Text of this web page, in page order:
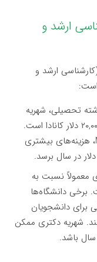
ارشد و
ارشد و
تحصیلی، شهریه
سالانه کارشناسی ارشد بین ۱۵,۰۰۰ تا ۲۰,۰۰۰ دلار کانادا است.
برخی از رشته‌های پرتقاضا، مانند MBA، هزینه‌های بیشتری
معمولاً نسبت به
برخی دانشگاه‌ها
برای دانشجویان
شهریه دکتری ممکن